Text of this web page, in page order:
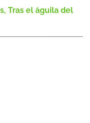
Tras el águila del